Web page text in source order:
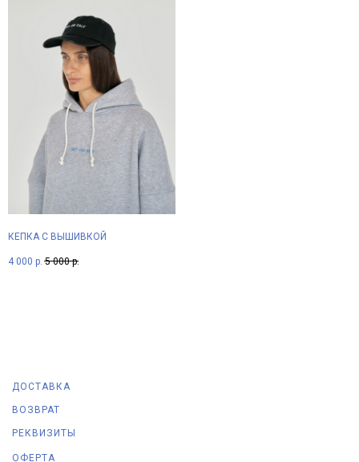
КЕПКА С ВЫШИВКОЙ
4 000 р. 5 000 р.
ДОСТАВКА
РЕКВИЗИТЫ
ОФЕРТА
ВОЗВРАТ